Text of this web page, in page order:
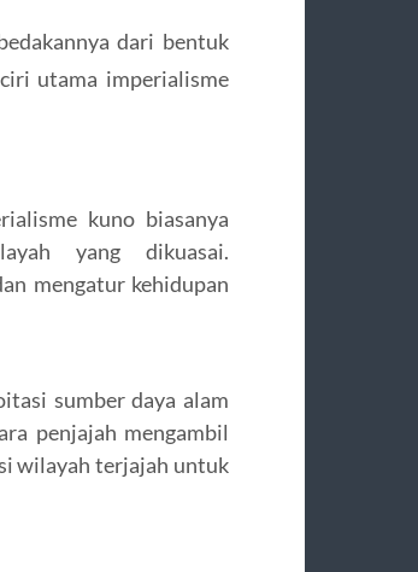
dari bentuk
utama imperialisme
kuno biasanya
yang dikuasai.
mengatur kehidupan
sumber daya alam
penjajah mengambil
wilayah terjajah untuk